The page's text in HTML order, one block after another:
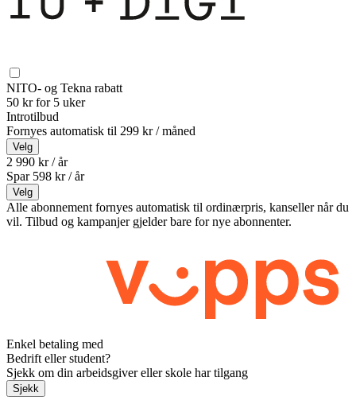
NITO- og Tekna rabatt
50 kr for 5 uker
Introtilbud
Fornyes automatisk til 299 kr / måned
Velg
2 990 kr / år
Spar 598 kr /år
Velg
Alle abonnement fornyes automatisk til ordinærpris, kanseller når du
vil. Tilbud og kampanjer gjelder bare for nye abonnenter.
Enkel betaling med
Bedrift eller student?
Sjekk om din arbeidsgiver eller skole har tilgang
Sjekk